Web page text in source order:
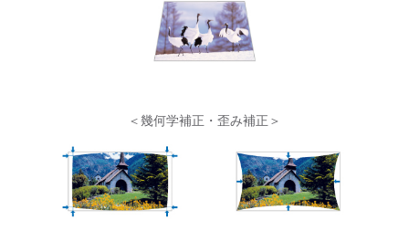
＜幾何学補正・歪み補正＞